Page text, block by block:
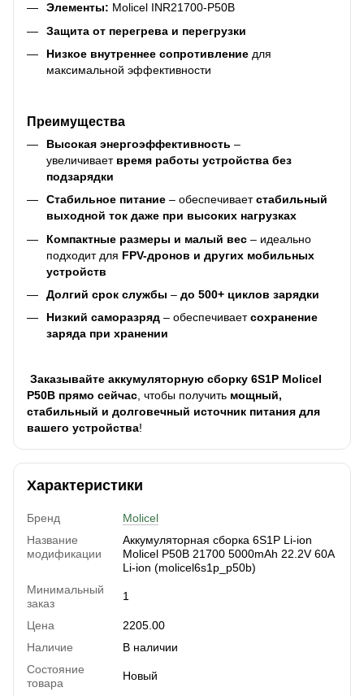
Элементы: Molicel INR21700-P50B
Защита от перегрева и перегрузки
Низкое внутреннее сопротивление для
максимальной эффективности
Преимущества
Высокая энергоэффективность –
увеличивает время работы устройства без
подзарядки
Стабильное питание – обеспечиваетстабильный
выходной ток даже при высоких нагрузках
Компактные размеры и малый вес – идеально
подходит для FPV-дронов и других мобильных
устройств
Долгий срок службы – до 500+ циклов зарядки
Низкий саморазряд – обеспечиваетсохранение
заряда при хранении
Заказывайте аккумуляторную сборку 6S1P Molicel
P50B прямо сейчас , чтобы получить мощный,
стабильный и долговечный источник питания для
вашего устройства!
Характеристики
Бренд
Molicel
Название
модификации
Аккумуляторная сборка 6S1P Li-ion
Molicel P50B 21700 5000mAh 22.2V 60A
Li-ion (molicel6s1p_p50b)
Минимальный
заказ
1
Цена
2205.00
Наличие
В наличии
Состояние
товара
Новый